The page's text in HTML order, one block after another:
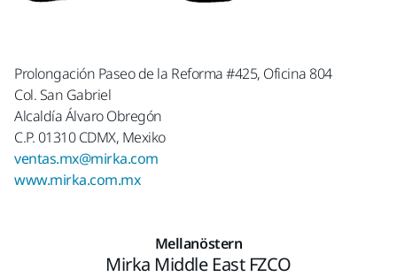
Prolongación Paseo de la Reforma #425, Oficina 804
Col. San Gabriel
Alcaldía Álvaro Obregón
C.P. 01310 CDMX, Mexiko
ventas.mx@mirka.com
www.mirka.com.mx
Mellanöstern
Mirka Middle East FZCO